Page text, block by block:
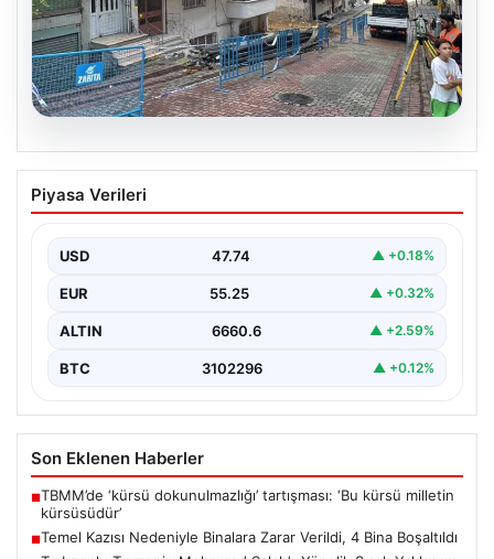
Temel Kazısı Nedeniyle Binalara Zarar
Verildi, 4 Bina Boşaltıldı
sırasında ciddi hasarlar oluştu ve bu durum
sonucunda…
Piyasa Verileri
USD 47.74 ▲ +0.18%
EUR 55.25 ▲ +0.32%
ALTIN 6660.6 ▲ +2.59%
BTC 3102296 ▲ +0.12%
Son Eklenen Haberler
■TBMM’de ‘kürsü dokunulmazlığı’ tartışması: ‘Bu kürsü milletin
kürsüsüdür’
■Temel Kazısı Nedeniyle Binalara Zarar Verildi, 4 Bina Boşaltıldı